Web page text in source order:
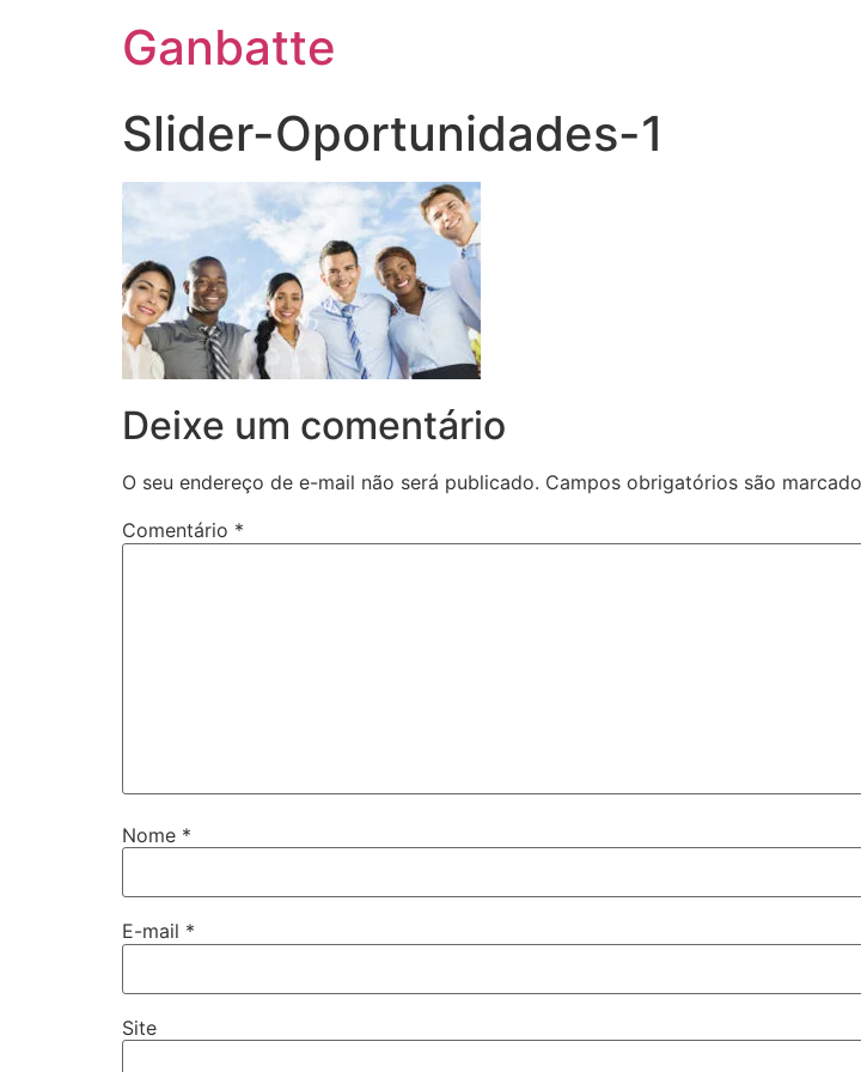
Ganbatte
Slider-Oportunidades-1
Deixe um comentário
O seu endereço de e-mail não será publicado. Campos obrigatórios são
Comentário *
Nome *
E-mail *
Site